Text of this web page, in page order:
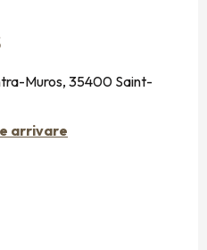
Muros, 35400 Saint-
arrivare